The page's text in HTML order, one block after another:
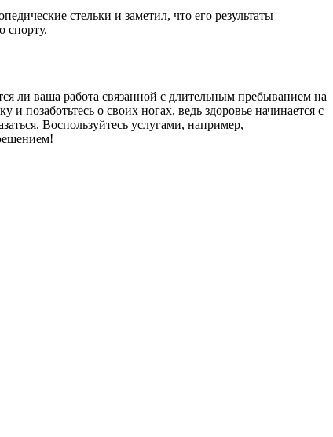
стельки и заметил, что его результаты
спорту.
ли ваша работа связанной с длительным пребыванием на
о своих ногах, ведь здоровье начинается с
Воспользуйтесь услугами, например,